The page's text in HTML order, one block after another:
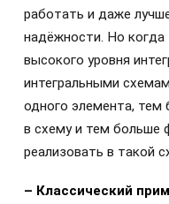
работать и даже
надёжности. Но
высокого уровня
интегральными
одного элемента,
в схему и тем больше
реализовать в такой
– Классический